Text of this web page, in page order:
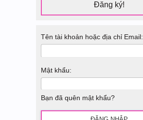
Đăng ký!
Tên tài khoản hoặc địa chỉ Email:
Mật khẩu:
Bạn đã quên mật khẩu?